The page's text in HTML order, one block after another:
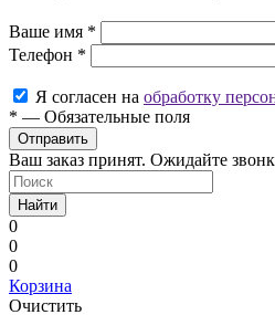
Ваше имя *
Телефон *
Я согласен на обработку
* — Обязательные поля
Ваш заказ принят. Ожидайте
Найти
0
0
0
Корзина
Очистить